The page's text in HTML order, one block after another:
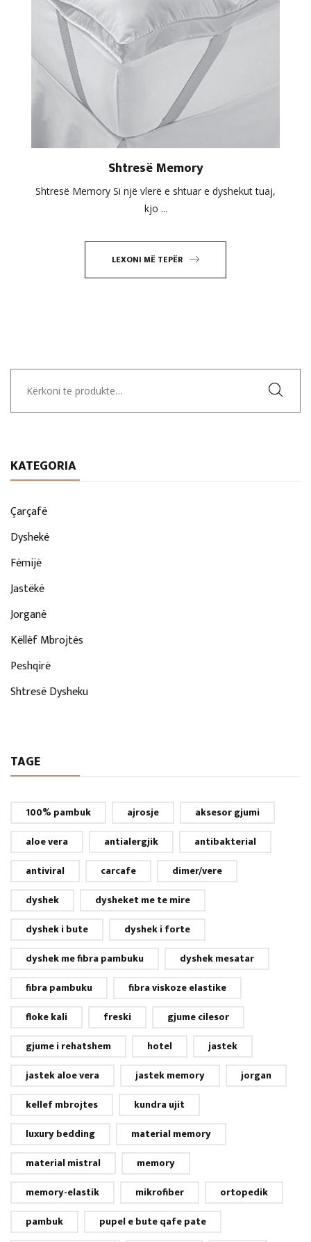
Shtresë Memory
Shtresë Memory Si një vlerë e shtuar e dyshekut tuaj,
kjo ...
LEXONI MË TEPËR
për:
KATEGORIA
Çarçafë
Dyshekë
Fëmijë
Jastëkë
Jorganë
Këllëf Mbrojtës
Peshqirë
Shtresë Dysheku
TAGE
100% pambuk ajrosje
aksesor gjumi
aloe vera
antialergjik
antibakterial
antiviral
carcafe
dimer/vere
dyshek
dysheket me te mire
dyshek i bute
dyshek i forte
dyshek me fibra pambuku
dyshek mesatar
fibra pambuku
fibra viskoze elastike
floke kali
freski
gjume cilesor
gjume i rehatshem
hotel
jastek
jastek aloe vera
jastek memory
jorgan
kellef mbrojtes
kundra ujit
luxury bedding
material memory
material mistral
memory
memory-elastik
mikrofiber
ortopedik
pambuk
pupel e bute qafe pate